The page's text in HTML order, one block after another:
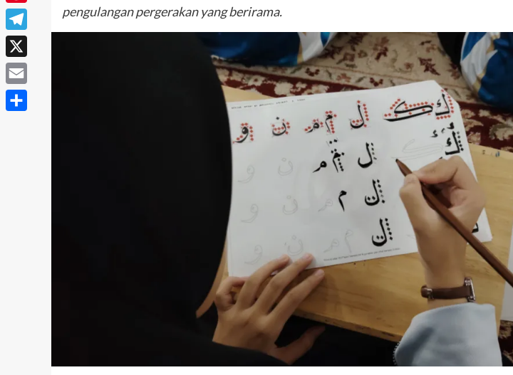
pengulangan pergerakan yang berirama.
Pinterest
Telegram
X
Email